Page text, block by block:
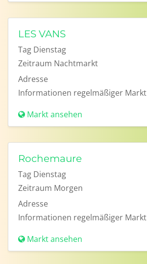
LES VANS
Tag Dienstag
Zeitraum Nachtmarkt
Adresse
Informationen regelmäßiger Markt
Markt ansehen
Rochemaure
Tag Dienstag
Zeitraum Morgen
Adresse
Informationen regelmäßiger Markt
Markt ansehen